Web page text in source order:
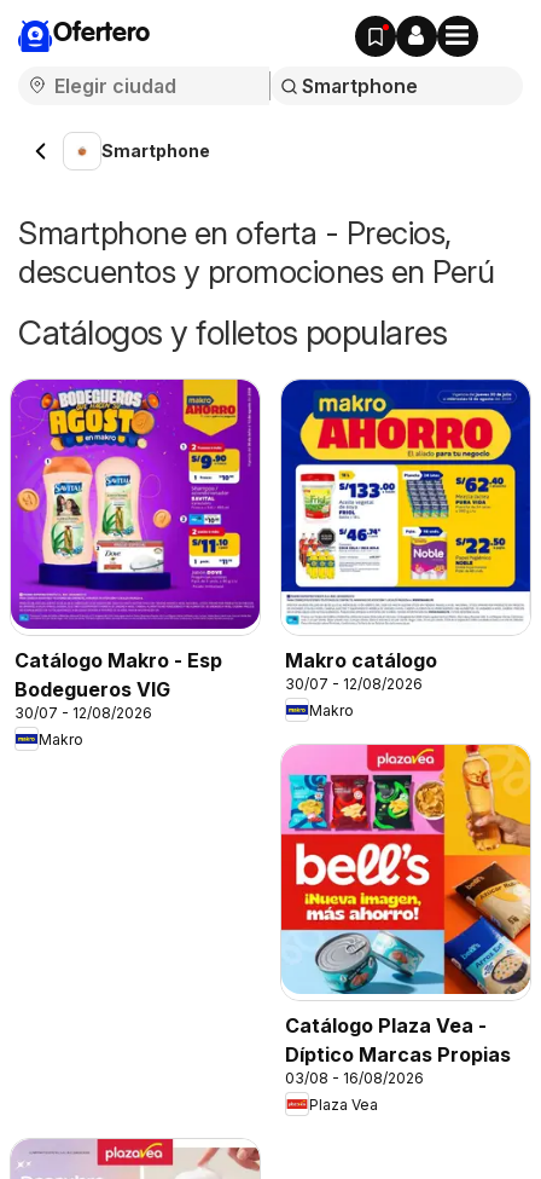
Ofertero
Smartphone
Smartphone en oferta - Precios,
descuentos y promociones en Perú
Catálogos y folletos populares
Catálogo Makro - Esp
Bodegueros VIG
30/07 - 12/08/2026
Makro
Makro catálogo
30/07 - 12/08/2026
Makro
Catálogo Plaza Vea -
Díptico Marcas Propias
03/08 - 16/08/2026
Plaza Vea